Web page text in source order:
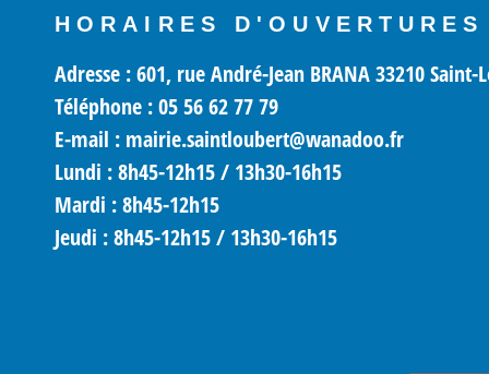
HORAIRES D'OUVERTURES
Adresse : 601, rue André-Jean BRANA 33210 Saint-
Téléphone : 05 56 62 77 79
E-mail : mairie.saintloubert@wanadoo.fr
Lundi : 8h45-12h15 / 13h30-16h15
Mardi : 8h45-12h15
Jeudi :8h45-12h15 / 13h30-16h15